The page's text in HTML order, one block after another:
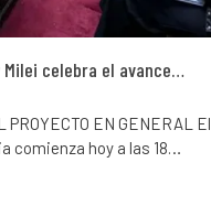
Milei celebra el avance…
PROYECTO EN GENERAL El
comienza hoy a las 18…